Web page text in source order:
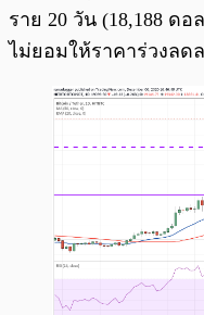
ราย 20 วัน (18,188 ด
ไม่ยอมให้ราคาร่วงลด